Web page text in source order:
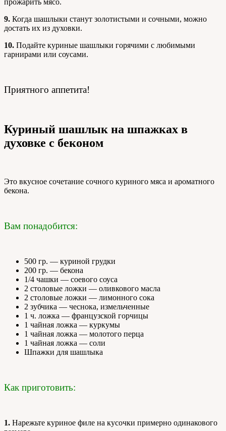
прожарить мясо.
9. Когда шашлыки станут золотистыми и сочными, можно
достать их из духовки.
10. Подайте куриные шашлыки горячими с любимыми
гарнирами или соусами.
Приятного аппетита!
Куриный шашлык на шпажках в
духовке с беконом
Это вкусное сочетание сочного куриного мяса и ароматного
бекона.
Вам понадобится:
500 гр. — куриной грудки
200 гр. — бекона
1/4 чашки — соевого соуса
2 столовые ложки — оливкового масла
2 столовые ложки — лимонного сока
2 зубчика — чеснока, измельченные
1 ч. ложка — французской горчицы
1 чайная ложка — куркумы
1 чайная ложка — молотого перца
1 чайная ложка — соли
Шпажки для шашлыка
Как приготовить:
1. Нарежьте куриное филе на кусочки примерно одинакового